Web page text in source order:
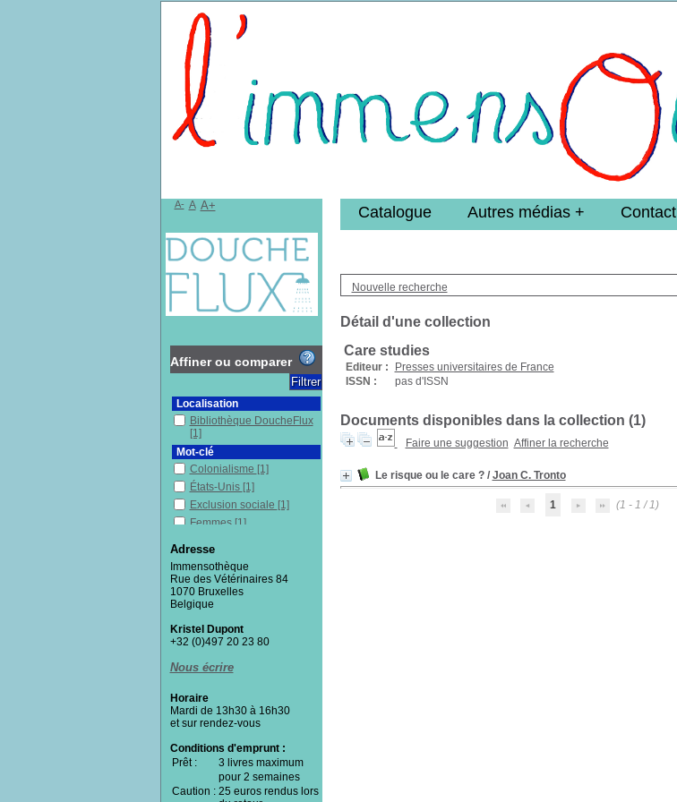
Nouvelle recherche
Détail d'une collection
Care studies
Editeur :
Presses universitaires de France
ISSN :
pas d'ISSN
Documents disponibles dans la collection (1)
Faire une suggestion Affiner la recherche
Le risque ou le care ?/ Joan C. Tronto
1 (1 - 1 / 1)
Catalogue Autres médias Contact
A- A A+
Affiner ou comparer
Localisation
Bibliothèque DoucheFlux
[1]
Mot-clé
Colonialisme [1]
États-Unis [1]
Exclusion sociale [1]
Femmes [1]
Sciences humaines et
sociales[1]
Théorie du care
Vulnérabilité(s)
Section
Documentaires[1]
Adresse
Immensothèque
Rue des Vétérinaires 84
1070 Bruxelles
Belgique
Kristel Dupont
+32 (0)497 20 23 80
Nous écrire
Horaire
Mardi de 13h30 à 16h30
et sur rendez-vous
Conditions d'emprunt :
Prêt :
3 livres maximum
pour 2 semaines
Caution : 25 euros rendus lors